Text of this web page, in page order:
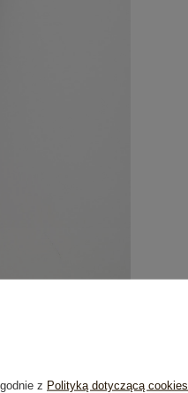
z Polityką dotyczącą cookies